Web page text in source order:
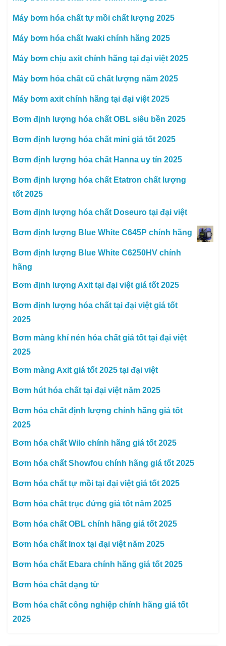
Máy bơm hóa chất tự mồi chất lượng 2025
Máy bơm hóa chất Iwaki chính hãng 2025
Máy bơm chịu axit chính hãng tại đại việt 2025
Máy bơm hóa chất cũ chất lượng năm 2025
Máy bơm axit chính hãng tại đại việt 2025
Bơm định lượng hóa chất OBL siêu bền 2025
Bơm định lượng hóa chất mini giá tốt 2025
Bơm định lượng hóa chất Hanna uy tín 2025
Bơm định lượng hóa chất Etatron chất lượng
tốt 2025
Bơm định lượng hóa chất Doseuro tại đại việt
Bơm định lượng Blue White C645P chính hãng
Bơm định lượng Blue White C6250HV chính
hãng
Bơm định lượng Axit tại đại việt giá tốt 2025
Bơm định lượng hóa chất tại đại việt giá tốt
2025
Bơm màng khí nén hóa chất giá tốt tại đại việt
2025
Bơm màng Axit giá tốt 2025 tại đại việt
Bơm hút hóa chất tại đại việt năm 2025
Bơm hóa chất định lượng chính hãng giá tốt
2025
Bơm hóa chất Wilo chính hãng giá tốt 2025
Bơm hóa chất Showfou chính hãng giá tốt 2025
Bơm hóa chất tự mồi tại đại việt giá tốt 2025
Bơm hóa chất trục đứng giá tốt năm 2025
Bơm hóa chất OBL chính hãng giá tốt 2025
Bơm hóa chất Inox tại đại việt năm 2025
Bơm hóa chất Ebara chính hãng giá tốt 2025
Bơm hóa chất dạng từ
Bơm hóa chất công nghiệp chính hãng giá tốt
2025